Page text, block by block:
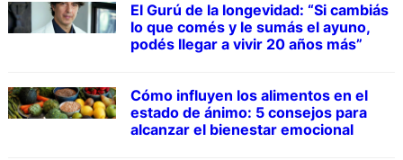
El Gurú de la longevidad: “Si cambiás
lo que comés y le sumás el ayuno,
podés llegar a vivir 20 años más”
Cómo influyen los alimentos en el
estado de ánimo: 5 consejos para
alcanzar el bienestar emocional